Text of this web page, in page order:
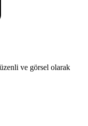
ve görsel olarak